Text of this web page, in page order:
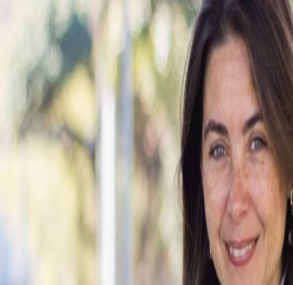
Podcasts
Destacados